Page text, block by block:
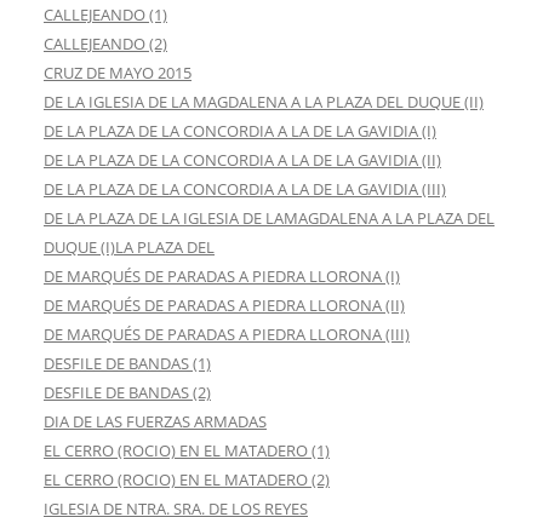
CALLEJEANDO (1)
CALLEJEANDO (2)
CRUZ DE MAYO 2015
DE LA IGLESIA DE LA MAGDALENA A LA PLAZA DEL DUQUE (II)
DE LA PLAZA DE LA CONCORDIA A LA DE LA GAVIDIA (I)
DE LA PLAZA DE LA CONCORDIA A LA DE LA GAVIDIA (II)
DE LA PLAZA DE LA CONCORDIA A LA DE LA GAVIDIA (III)
DE LA PLAZA DE LA IGLESIA DE LAMAGDALENA A LA PLAZA DEL
DUQUE (I)LA PLAZA DEL
DE MARQUÉS DE PARADAS A PIEDRA LLORONA (I)
DE MARQUÉS DE PARADAS A PIEDRA LLORONA (II)
DE MARQUÉS DE PARADAS A PIEDRA LLORONA (III)
DESFILE DE BANDAS (1)
DESFILE DE BANDAS (2)
DIA DE LAS FUERZAS ARMADAS
EL CERRO (ROCIO) EN EL MATADERO (1)
EL CERRO (ROCIO) EN EL MATADERO (2)
IGLESIA DE NTRA. SRA. DE LOS REYES